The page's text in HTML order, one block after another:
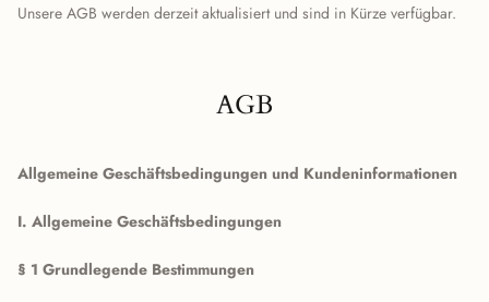
Unsere AGB werden derzeit aktualisiert und sind in Kürze verfügbar.
AGB
Allgemeine Geschäftsbedingungen und Kundeninformationen
I. Allgemeine Geschäftsbedingungen
§ 1 Grundlegende Bestimmungen